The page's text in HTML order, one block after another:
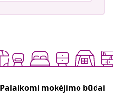
Palaikomi mokėjimo būdai